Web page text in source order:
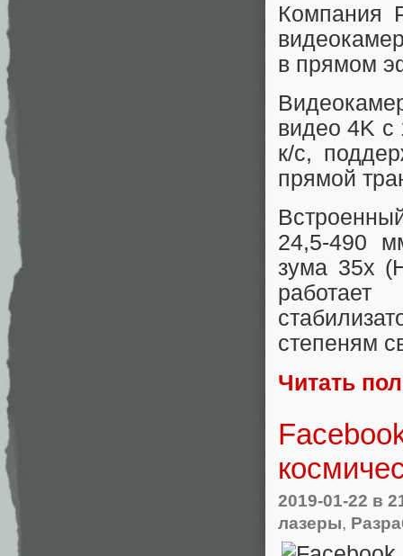
Компания
в прямом
видео 4K с
к/с,
прямой
24,5-490
зума 35x
степеням
Читать
2019-01-22 в
лазеры,